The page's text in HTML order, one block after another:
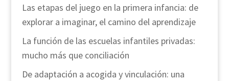
Las etapas del juego en la primera infancia: de
explorar a imaginar, el camino del aprendizaje
La función de las escuelas infantiles privadas:
mucho más que conciliación
De adaptación a acogida y vinculación: una